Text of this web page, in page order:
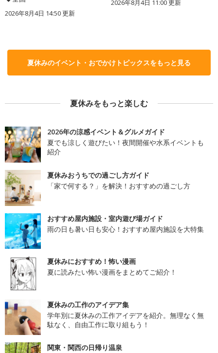
2026年8月4日 14:50更新
2026年8月4日 11:00更新
夏休みのイベント・おでかけトピックスをもっと見る
夏休みをもっと楽しむ
2026年の涼感イベント＆グルメガイド
夏でも涼しく遊びたい！夜間開催や水系イベントも
紹介
夏休みおうちでの過ごし方ガイド
「家で何する？」を解決！おすすめの過ごし方
おすすめ屋内施設・室内遊び場ガイド
雨の日も暑い日も安心！おすすめ屋内施設を大特集
夏休みにおすすめ！怖い漫画
夏に読みたい怖い漫画をまとめてご紹介！
夏休みの工作のアイデア集
学年別に夏休みの工作アイデアを紹介。無理なく無
駄なく、自由工作に取り組もう！
関東・関西の日帰り温泉